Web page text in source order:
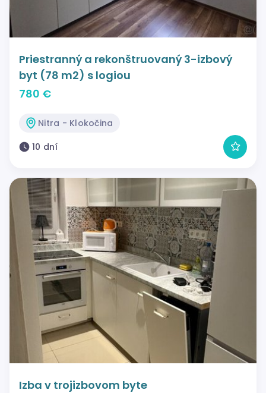
Priestranný a rekonštruovaný 3-izbový
byt (78 m2) s logiou
780 €
Nitra - Klokočina
10 dní
Izba v trojizbovom byte